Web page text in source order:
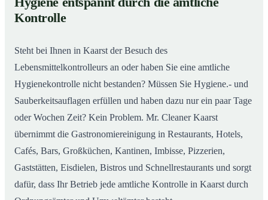
02Gastronomiereinigung in Kaarst – Qualität, die
man sieht
Kontrolle
Steht bei Ihnen in Kaarst der Besuch des
Lebensmittelkontrolleurs an oder haben Sie eine amtliche
Hygienekontrolle nicht bestanden? Müssen Sie Hygiene.- und
Sauberkeitsauflagen erfüllen und haben dazu nur ein paar Tage
oder Wochen Zeit? Kein Problem. Mr. Cleaner Kaarst
übernimmt die Gastronomiereinigung in Restaurants, Hotels,
Cafés, Bars, Großküchen, Kantinen, Imbisse, Pizzerien,
Gaststätten, Eisdielen, Bistros und Schnellrestaurants und sorgt
dafür, dass Ihr Betrieb jede amtliche Kontrolle in Kaarst durch